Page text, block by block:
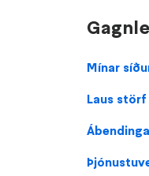
Footer
Mínar
Laus störf